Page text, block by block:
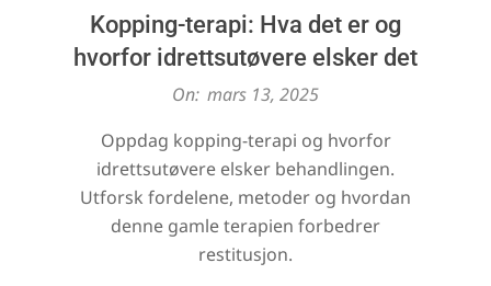
Kopping-terapi: Hva det er og
hvorfor idrettsutøvere elsker det
On: mars 13, 2025
Oppdag kopping-terapi og hvorfor
idrettsutøvere elsker behandlingen.
Utforsk fordelene, metoder og hvordan
denne gamle terapien forbedrer
restitusjon.